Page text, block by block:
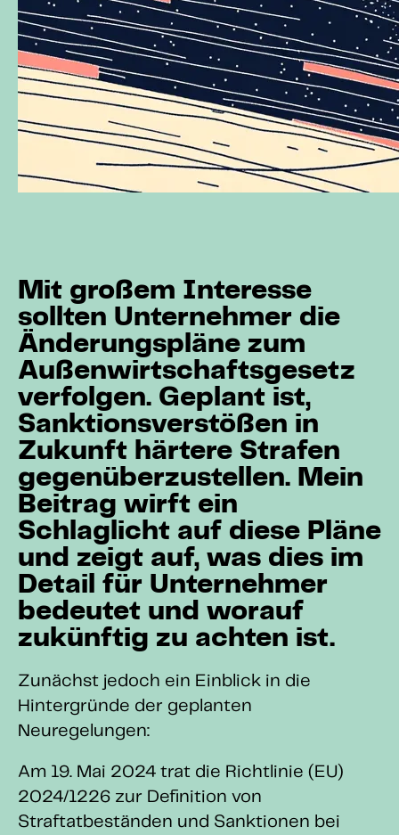
Mit großem Interesse
sollten Unternehmer die
Änderungspläne zum
Außenwirtschaftsgesetz
verfolgen. Geplant ist,
Sanktionsverstößen in
Zukunft härtere Strafen
gegenüberzustellen. Mein
Beitrag wirft ein
Schlaglicht auf diese Pläne
und zeigt auf, was dies im
Detail für Unternehmer
bedeutet und worauf
zukünftig zu achten ist.
Zunächst jedoch ein Einblick in die
Hintergründe der geplanten
Neuregelungen:
Am 19. Mai 2024 trat die Richtlinie (EU)
2024/1226 zur Definition von
Straftatbeständen und Sanktionen bei